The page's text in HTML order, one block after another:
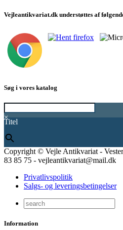
Vejleantikvariat.dk understøttes af
Søg i vores katalog
×
Titel
Copyright © Vejle Antikvariat -
83 85 75 - vejleantikvariat@mail.dk
Privatlivspolitik
Salgs- og leveringsbetingelser
Information